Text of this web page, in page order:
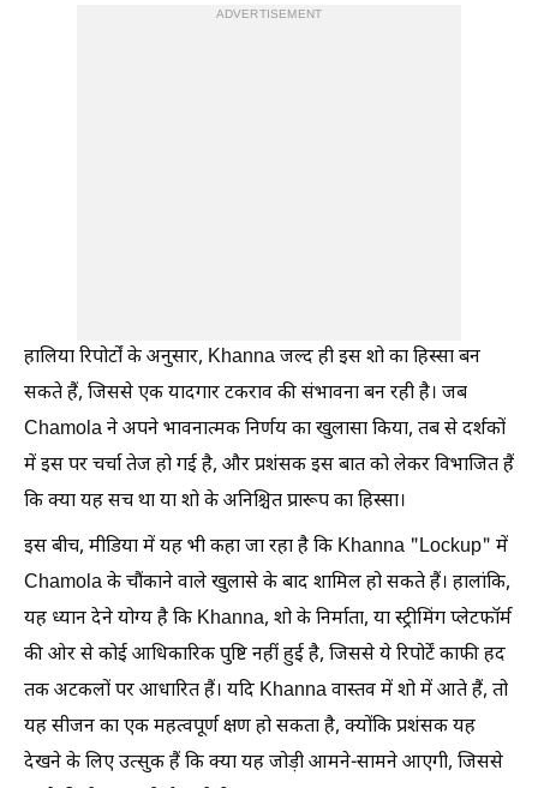
ADVERTISEMENT
हालिया रिपोर्टों के अनुसार, Khanna जल्द ही इस शो का हिस्सा बन
सकते हैं, जिससे एक यादगार टकराव की संभावना बन रही है। जब
Chamola ने अपने भावनात्मक निर्णय का खुलासा किया, तब से दर्शकों
में इस पर चर्चा तेज हो गई है, और प्रशंसक इस बात को लेकर विभाजित हैं
कि क्या यह सच था या शो के अनिश्चित प्रारूप का हिस्सा।
इस बीच, मीडिया में यह भी कहा जा रहा है कि Khanna "Lockup" में
Chamola के चौंकाने वाले खुलासे के बाद शामिल हो सकते हैं। हालांकि,
यह ध्यान देने योग्य है कि Khanna, शो के निर्माता, या स्ट्रीमिंग प्लेटफॉर्म
की ओर से कोई आधिकारिक पुष्टि नहीं हुई है, जिससे ये रिपोर्टें काफी हद
तक अटकलों पर आधारित हैं। यदि Khanna वास्तव में शो में आते हैं, तो
यह सीजन का एक महत्वपूर्ण क्षण हो सकता है, क्योंकि प्रशंसक यह
देखने के लिए उत्सुक हैं कि क्या यह जोड़ी आमने-सामने आएगी, जिससे